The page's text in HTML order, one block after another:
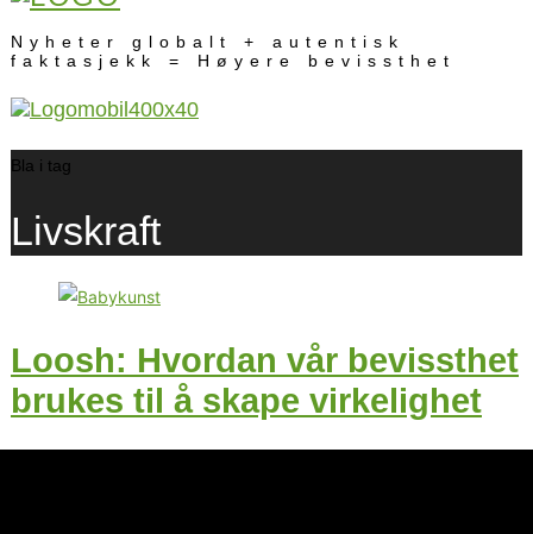
Nyheter globalt + autentisk
faktasjekk = Høyere bevissthet
Bla i tag
Livskraft
Loosh: Hvordan vår bevissthet
brukes til å skape virkelighet